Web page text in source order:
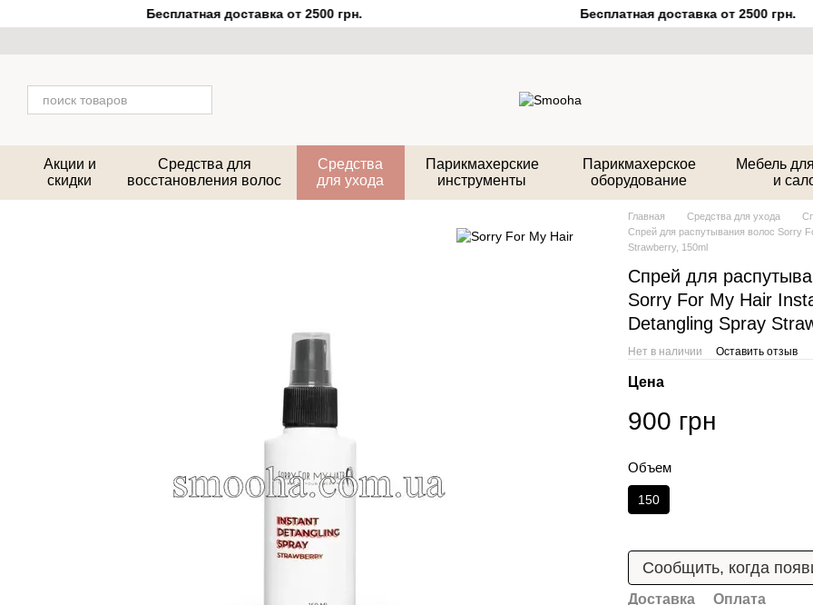
Перейти к основному контентуБесплатная доставка от 2500 грн. Бесплатная доставка от 2500 грн.
Акции и
скидки
Средства для
восстановления волос
Средства
для ухода
Парикмахерские
инструменты
Парикмахерское
оборудование
Мебель
и
Главная Средства для ухода
Спрей для распутывания волос Sorry
Strawberry, 150ml
Спрей для
Sorry For My Hair
Detangling Spray
Нет в наличии Оставить отзыв
Цена
900 грн
Объем
150
Сообщить, когда
Доставка Оплата